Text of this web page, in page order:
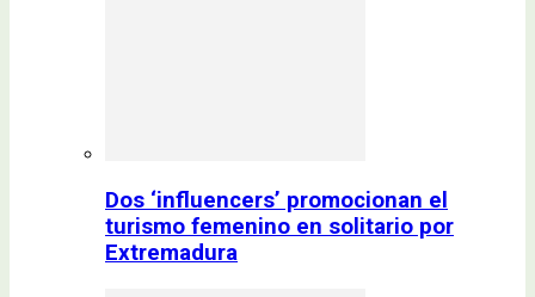
Dos ‘influencers’ promocionan el
turismo femenino en solitario por
Extremadura